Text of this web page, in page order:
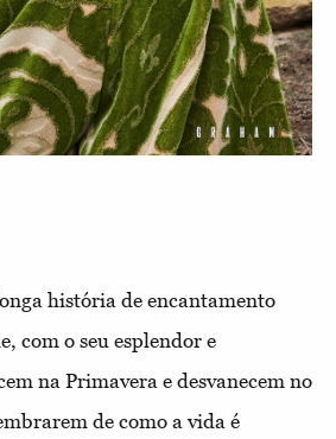
história de encantamento
com o seu esplendor e
na Primavera e desvanecem no
de como a vida é